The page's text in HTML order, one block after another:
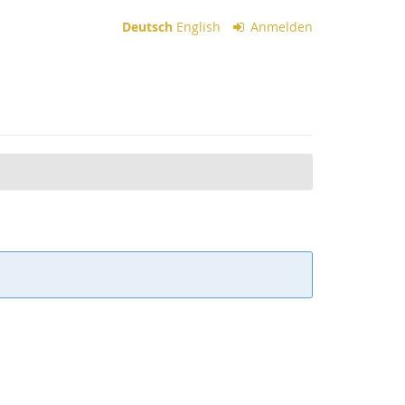
Deutsch English Anmelden